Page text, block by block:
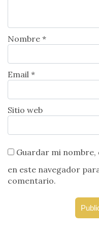
Nombre *
Email *
Sitio web
Guardar mi
en este navegador
comentario.